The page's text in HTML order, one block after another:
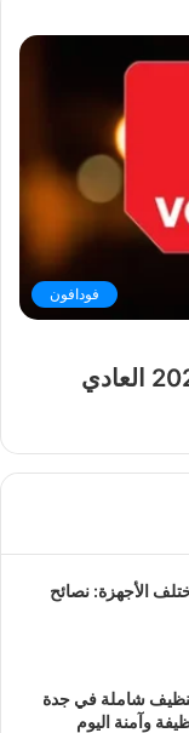
فودافون
سعر خط فودافون الجديد اليوم 2025 العادي
الأجهزة: نصائح
شاملة في جدة
وآمنة اليوم